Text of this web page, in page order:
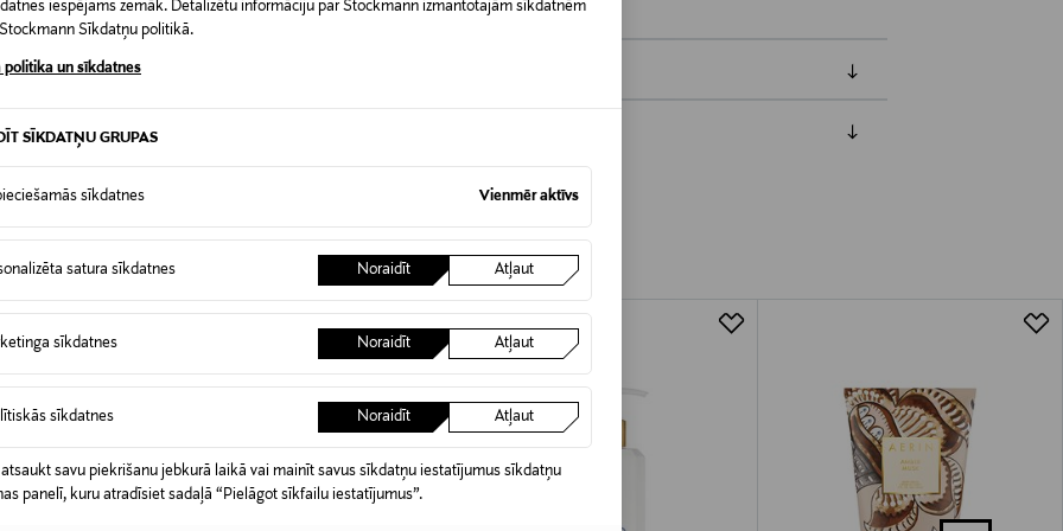
iespējams zemāk. Detalizētu informāciju par Stockmann izmantotajām sīkdatnēm
Sīkdatņu politikā.
politika un sīkdatnes
SĪKDATŅU GRUPAS
sīkdatnes Vienmēr aktīvs
satura sīkdatnes Noraidīt Atļaut
sīkdatnes Noraidīt Atļaut
sīkdatnes Noraidīt Atļaut
atsaukt savu piekrišanu jebkurā laikā vai mainīt savus sīkdatņu iestatījumus sīkdatņu
panelī, kuru atradīsiet sadaļā “Pielāgot sīkfailu iestatījumus”.
saņemšanas brīža. Atgriešana ir bezmaksas, un par to nav jāpaziņo iepriekš. Veselības un higiēnas
preces, ja to zīmogs ir atvērts. Aizzīmogotiem kosmētikas un dabiskiem līdzekļiem, kas tiek atdoti